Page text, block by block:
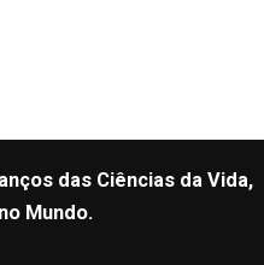
das Ciências da Vida,
Mundo.